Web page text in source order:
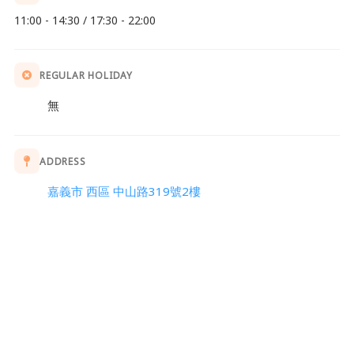
11:00 - 14:30 / 17:30 - 22:00
REGULAR HOLIDAY
無
ADDRESS
嘉義市 西區 中山路319號2樓